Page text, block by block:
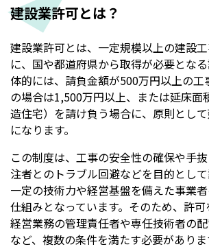
建設業許可とは？
建設業許可とは、一定規模以上の建設
に、国や都道府県から取得が必要とな
体的には、請負金額が500万円以上の
の場合は1,500万円以上、または延床面
造住宅）を請け負う場合に、原則とし
になります。
この制度は、工事の安全性の確保や手
注者とのトラブル回避などを目的として
一定の技術力や経営基盤を備えた事業
仕組みとなっています。そのため、許可
経営業務の管理責任者や専任技術者の
など、複数の条件を満たす必要がありま